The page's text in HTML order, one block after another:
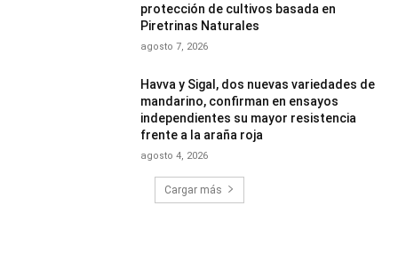
protección de cultivos basada en
Piretrinas Naturales
agosto 7, 2026
Havva y Sigal, dos nuevas variedades de
mandarino, confirman en ensayos
independientes su mayor resistencia
frente a la araña roja
agosto 4, 2026
Cargar más